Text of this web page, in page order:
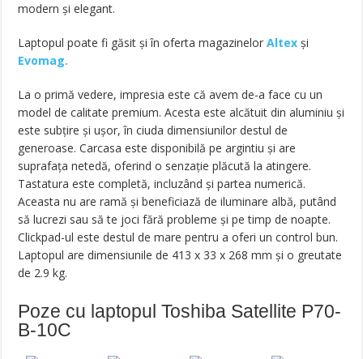
modern și elegant.
Laptopul poate fi găsit și în oferta magazinelorAltex și
Evomag.
La o primă vedere, impresia este că avem de-a face cu un
model de calitate premium. Acesta este alcătuit din aluminiu și
este subțire și ușor, în ciuda dimensiunilor destul de
generoase. Carcasa este disponibilă pe argintiu și are
suprafața netedă, oferind o senzație plăcută la atingere.
Tastatura este completă, incluzând și partea numerică.
Aceasta nu are ramă și beneficiază de iluminare albă, putând
să lucrezi sau să te joci fără probleme și pe timp de noapte.
Clickpad-ul este destul de mare pentru a oferi un control bun.
Laptopul are dimensiunile de 413 x 33 x 268 mm și o greutate
de 2.9 kg.
Poze cu laptopul Toshiba Satellite P70-
B-10C